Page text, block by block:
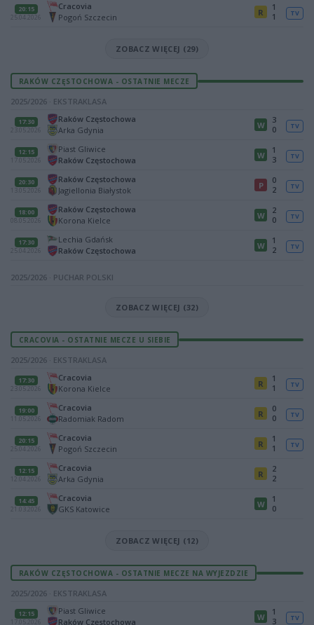
20:15
25.04.2026
Cracovia
Pogoń Szczecin
R
1
1
TV
ZOBACZ WIĘCEJ (29)
RAKÓW CZĘSTOCHOWA - OSTATNIE MECZE
2025/2026 · EKSTRAKLASA
17:30
23.05.2026
Raków Częstochowa
Arka Gdynia
W
3
0
TV
12:15
17.05.2026
Piast Gliwice
Raków Częstochowa
W
1
3
TV
20:30
13.05.2026
Raków Częstochowa
Jagiellonia Białystok
P
0
2
TV
18:00
08.05.2026
Raków Częstochowa
Korona Kielce
W
2
0
TV
17:30
25.04.2026
Lechia Gdańsk
Raków Częstochowa
W
1
2
TV
2025/2026 · PUCHAR POLSKI
ZOBACZ WIĘCEJ (32)
CRACOVIA - OSTATNIE MECZE U SIEBIE
2025/2026 · EKSTRAKLASA
17:30
23.05.2026
Cracovia
Korona Kielce
R
1
1
TV
19:00
11.05.2026
Cracovia
Radomiak Radom
R
0
0
TV
20:15
25.04.2026
Cracovia
Pogoń Szczecin
R
1
1
TV
12:15
12.04.2026
Cracovia
Arka Gdynia
R
2
2
14:45
21.03.2026
Cracovia
GKS Katowice
W
1
0
ZOBACZ WIĘCEJ (12)
RAKÓW CZĘSTOCHOWA - OSTATNIE MECZE NA WYJEZDZIE
2025/2026 · EKSTRAKLASA
12:15
17.05.2026
Piast Gliwice
Raków Częstochowa
W
1
3
TV